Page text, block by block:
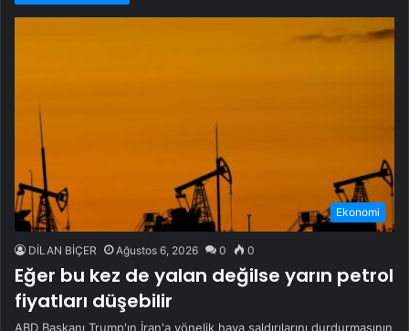
Ekonomi
DİLAN BİÇER Ağustos 6, 2026 0 0
Eğer bu kez de yalan değilse yarın petrol
fiyatları düşebilir
ABD Başkanı Trump'ın İran'a yönelik hava saldırılarını durdurmasının